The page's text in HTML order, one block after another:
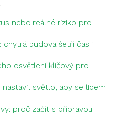
nebo reálné riziko pro
chytrá budova šetří čas i
osvětlení klíčový pro
nastavit světlo, aby se lidem
proč začít s přípravou